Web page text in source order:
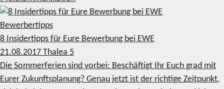
Bewerbertipps
8 Insidertipps für Eure Bewerbung bei EWE
21.08.2017 Thalea 5
Die Sommerferien sind vorbei: Beschäftigt Ihr Euch grad mit
Eurer Zukunftsplanung? Genau jetzt ist der richtige Zeitpunkt,